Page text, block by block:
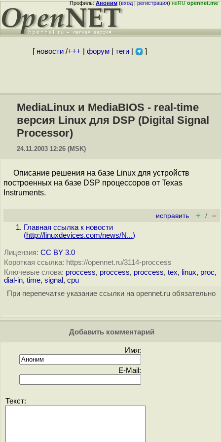
Профиль:Аноним(вход|регистрация)неRUopennet.me
[ новости/+++ форум| теги| ]
MediaLinux и MediaBIOS - real-time
версия Linux для DSP (Digital Signal
Processor)
24.11.2003 12:26 (MSK)
Описание решения на базе Linux для устройств
построенных на базе DSP процессоров от Texas
Instruments.
исправить + / –
Главная ссылка к новости
(http://linuxdevices.com/news/N...)
Лицензия: CC BY 3.0
Короткая ссылка: https://opennet.ru/3114-proccess
Ключевые слова: proccess, proccess, proccess, tex, linux, proc,
dial-in, time, signal , cpu
При перепечатке указание ссылки на opennet.ru обязательно
Добавить комментарий
Имя:
E-Mail:
Текст: